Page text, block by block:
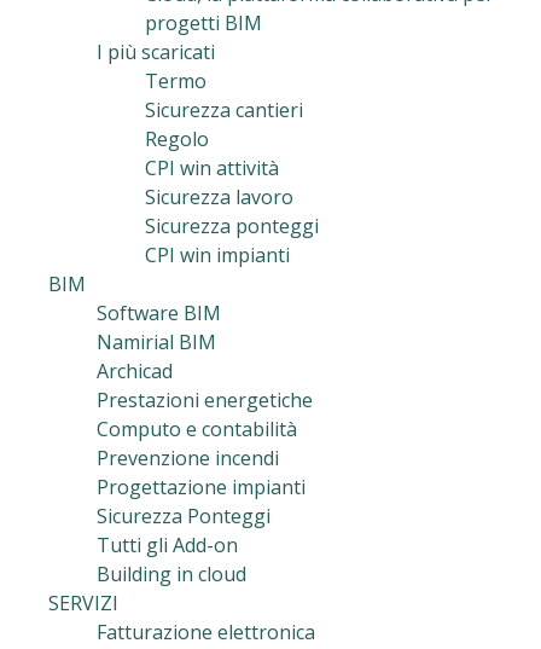
progetti BIM
I più scaricati
Termo
Sicurezza cantieri
Regolo
CPI win attività
Sicurezza lavoro
Sicurezza ponteggi
CPI win impianti
BIM
Software BIM
Namirial BIM
Archicad
Prestazioni energetiche
Computo e contabilità
Prevenzione incendi
Progettazione impianti
Sicurezza Ponteggi
Tutti gli Add-on
Building in cloud
SERVIZI
Fatturazione elettronica